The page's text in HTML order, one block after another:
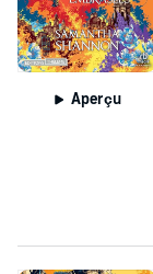
Aperçu